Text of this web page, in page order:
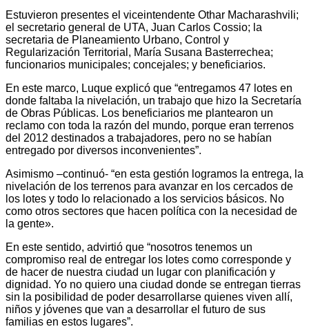
Estuvieron presentes el viceintendente Othar Macharashvili;
el secretario general de UTA, Juan Carlos Cossio; la
secretaria de Planeamiento Urbano, Control y
Regularización Territorial, María Susana Basterrechea;
funcionarios municipales; concejales; y beneficiarios.
En este marco, Luque explicó que “entregamos 47 lotes en
donde faltaba la nivelación, un trabajo que hizo la Secretaría
de Obras Públicas. Los beneficiarios me plantearon un
reclamo con toda la razón del mundo, porque eran terrenos
del 2012 destinados a trabajadores, pero no se habían
entregado por diversos inconvenientes”.
Asimismo –continuó- “en esta gestión logramos la entrega, la
nivelación de los terrenos para avanzar en los cercados de
los lotes y todo lo relacionado a los servicios básicos. No
como otros sectores que hacen política con la necesidad de
la gente».
En este sentido, advirtió que “nosotros tenemos un
compromiso real de entregar los lotes como corresponde y
de hacer de nuestra ciudad un lugar con planificación y
dignidad. Yo no quiero una ciudad donde se entregan tierras
sin la posibilidad de poder desarrollarse quienes viven allí,
niños y jóvenes que van a desarrollar el futuro de sus
familias en estos lugares”.